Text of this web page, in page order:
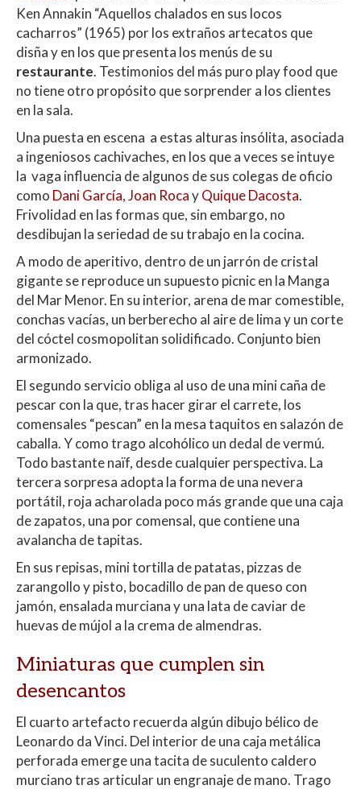
Ken Annakin “Aquellos chalados en sus locos
cacharros” (1965) por los extraños artecatos que
disña y en los que presenta los menús de su
restaurante. Testimonios del más puro play food que
no tiene otro propósito que sorprender a los clientes
en la sala.
Una puesta en escena a estas alturas insólita, asociada
a ingeniosos cachivaches, en los que a veces se intuye
la vaga influencia de algunos de sus colegas de oficio
como Dani García,Joan RocayQuique Dacosta.
Frivolidad en las formas que, sin embargo, no
desdibujan la seriedad de su trabajo en la cocina.
A modo de aperitivo, dentro de un jarrón de cristal
gigante se reproduce un supuesto picnic en la Manga
del Mar Menor. En su interior, arena de mar comestible,
conchas vacías, un berberecho al aire de lima y un corte
del cóctel cosmopolitan solidificado. Conjunto bien
armonizado.
El segundo servicio obliga al uso de una mini caña de
pescar con la que, tras hacer girar el carrete, los
comensales “pescan” en la mesa taquitos en salazón de
caballa. Y como trago alcohólico un dedal de vermú.
Todo bastante naïf, desde cualquier perspectiva. La
tercera sorpresa adopta la forma de una nevera
portátil, roja acharolada poco más grande que una caja
de zapatos, una por comensal, que contiene una
avalancha de tapitas.
En sus repisas, mini tortilla de patatas, pizzas de
zarangollo y pisto, bocadillo de pan de queso con
jamón, ensalada murciana y una lata de caviar de
huevas de mújol a la crema de almendras.
Miniaturas que cumplen sin
desencantos
El cuarto artefacto recuerda algún dibujo bélico de
Leonardo da Vinci. Del interior de una caja metálica
perforada emerge una tacita de suculento caldero
murciano tras articular un engranaje de mano. Trago